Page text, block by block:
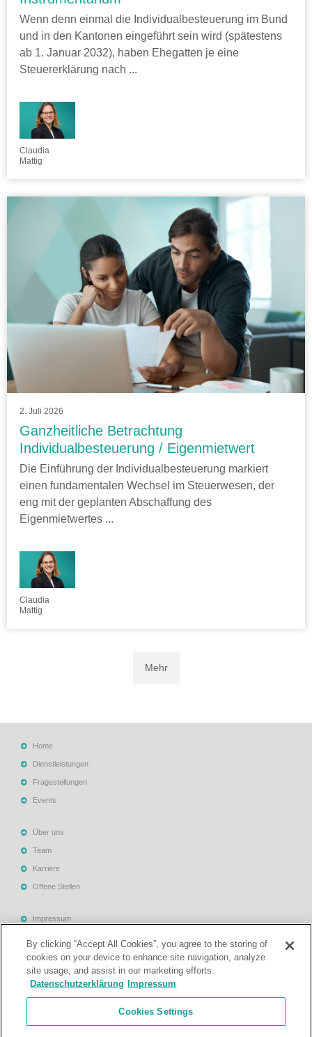
Wenn denn einmal die Individualbesteuerung im Bund
und in den Kantonen eingeführt sein wird (spätestens
ab 1. Januar 2032), haben Ehegatten je eine
Steuererklärung nach ...
Claudia
Mattig
2. Juli 2026
Ganzheitliche Betrachtung
Individualbesteuerung / Eigenmietwert
Die Einführung der Individualbesteuerung markiert
einen fundamentalen Wechsel im Steuerwesen, der
eng mit der geplanten Abschaffung des
Eigenmietwertes ...
Claudia
Mattig
Mehr
Home
Dienstleistungen
Fragestellungen
Events
Über uns
Team
Karriere
Offene Stellen
Impressum
Datenschutzerklärung
Rechtliche Hinweise
By clicking “Accept All Cookies”, you agree to the storing of
cookies on your device to enhance site navigation, analyze
site usage, and assist in our marketing efforts.
Datenschutzerklärung
Impressum
Cookies Settings